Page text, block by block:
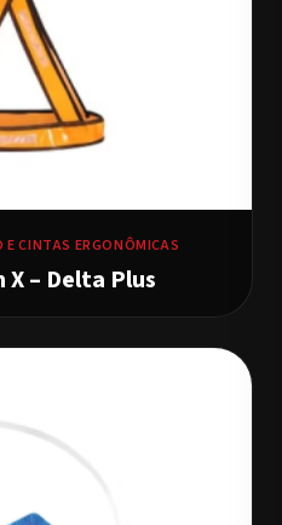
CINTAS ERGONÔMICAS
– Delta Plus